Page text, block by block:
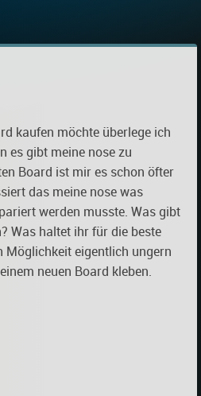
kaufen möchte überlege ich
es gibt meine nose zu
Board ist mir es schon öfter
das meine nose was
werden musste. Was gibt
Was haltet ihr für die beste
Möglichkeit eigentlich ungern
neuen Board kleben.